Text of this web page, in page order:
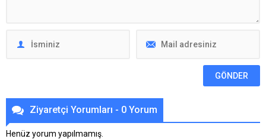
Ziyaretçi Yorumları - 0 Yorum
Henüz yorum yapılmamış.